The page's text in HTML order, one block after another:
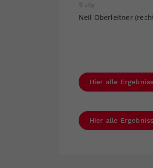
© zVg
Neil Oberleitner
Hier alle
Hier alle